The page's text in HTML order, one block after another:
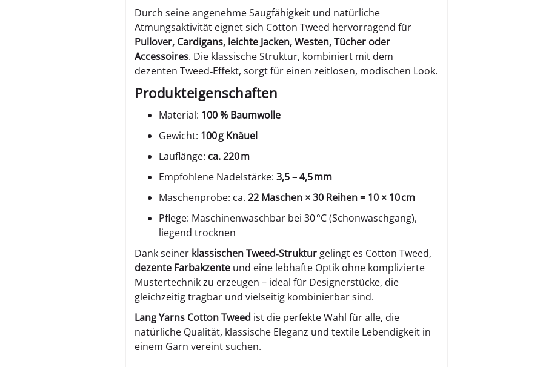
Durch seine angenehme Saugfähigkeit und natürliche
Atmungsaktivität eignet sich Cotton Tweed hervorragend für
Pullover, Cardigans, leichte Jacken, Westen, Tücher oder
Accessoires. Die klassische Struktur, kombiniert mit dem
dezenten Tweed‑Effekt, sorgt für einen zeitlosen, modischen Look.
Produkteigenschaften
Material: 100 % Baumwolle
Gewicht: 100 g Knäuel
Lauflänge: ca. 220 m
Empfohlene Nadelstärke: 3,5 – 4,5 mm
Maschenprobe: ca. 22 Maschen × 30 Reihen = 10 × 10 cm
Pflege: Maschinenwaschbar bei 30 °C (Schonwaschgang),
liegend trocknen
Dank seiner klassischen Tweed‑Struktur gelingt es Cotton Tweed,
dezente Farbakzente und eine lebhafte Optik ohne komplizierte
Mustertechnik zu erzeugen – ideal für Designerstücke, die
gleichzeitig tragbar und vielseitig kombinierbar sind.
Lang Yarns Cotton Tweed ist die perfekte Wahl für alle, die
natürliche Qualität, klassische Eleganz und textile Lebendigkeit in
einem Garn vereint suchen.